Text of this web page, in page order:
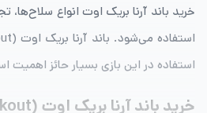
خرید باند آرنا بریک اوت انواع
استفاده در این بازی بسیار حائز اهمیت